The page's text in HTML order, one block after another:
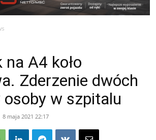
na A4 koło
Zderzenie dwóch
osoby w szpitalu
8 maja 2021 22:17